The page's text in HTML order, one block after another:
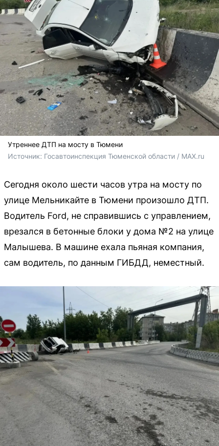
Утреннее ДТП на мосту в Тюмени
Источник: Госавтоинспекция Тюменской области / MAX.ru
Сегодня около шести часов утра на мосту по
улице Мельникайте в Тюмени произошло ДТП.
Водитель Ford, не справившись с управлением,
врезался в бетонные блоки у дома №2 на улице
Малышева. В машине ехала пьяная компания,
сам водитель, по данным ГИБДД, неместный.